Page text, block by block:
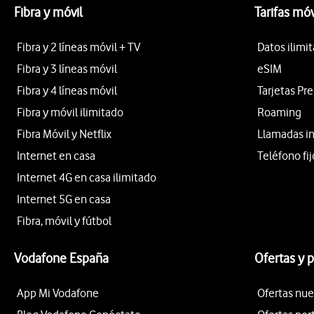
Fibra y móvil
Fibra y 2 líneas móvil + TV
Fibra y 3 líneas móvil
Fibra y 4 líneas móvil
Fibra y móvil ilimitado
Fibra Móvil y Netflix
Internet en casa
Internet 4G en casa ilimitado
Internet 5G en casa
Fibra, móvil y fútbol
Tarifas
Datos
eSIM
Tarjetas
Roaming
Llamadas
Teléfono
Vodafone España
App Mi Vodafone
Ofertas y
Ofertas